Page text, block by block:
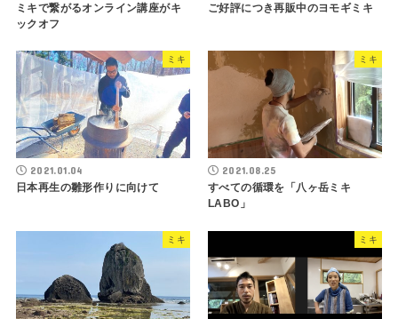
ミキで繋がるオンライン講座がキ
ックオフ
ご好評につき再販中のヨモギミキ
ミキ
2021.01.04
日本再生の雛形作りに向けて
ミキ
2021.08.25
すべての循環を「八ヶ岳ミキ
LABO」
ミキ ミキ